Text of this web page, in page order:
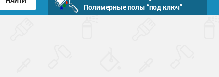
Полимерные полы “под ключ”